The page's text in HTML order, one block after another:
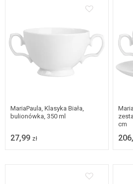
MariaPaula, Klasyka Biała,
bulionówka, 350 ml
27,99 zł
cm